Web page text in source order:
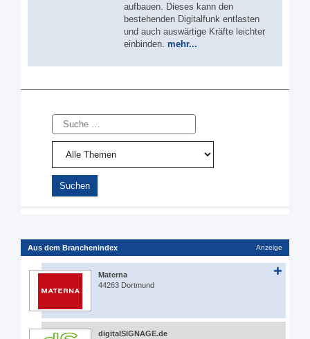
aufbauen. Dieses kann den
bestehenden Digitalfunk entlasten
und auch auswärtige Kräfte leichter
einbinden. mehr...
Suche
Aus dem Branchenindex Anzeige
Materna
44263 Dortmund
digitalSIGNAGE.de